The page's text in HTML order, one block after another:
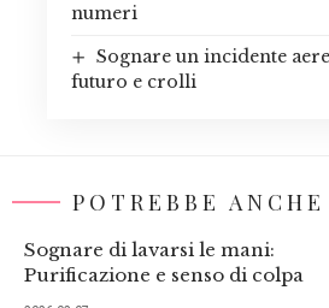
numeri
Sognare un incidente
futuro e crolli
POTREBBE
Sognare di lavarsi le mani:
Purificazione e senso di colpa